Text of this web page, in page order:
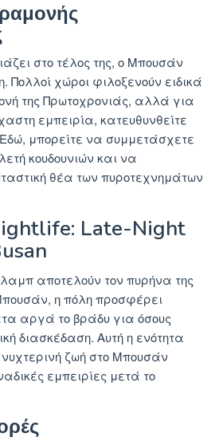
στο τέλος της, ο Μπουσάν
χώροι φιλοξενούν ειδικά
της Πρωτοχρονιάς, αλλά για
εμπειρία, κατευθυνθείτε
μπορείτε να συμμετάσχετε
κουδουνιών και να
θέα των πυροτεχνημάτων
Late-Night
αποτελούν τον πυρήνα της
η πόλη προσφέρει
αργά το βράδυ για όσους
διασκέδαση. Αυτή η ενότητα
ζωή στο Μπουσάν
εμπειρίες μετά το